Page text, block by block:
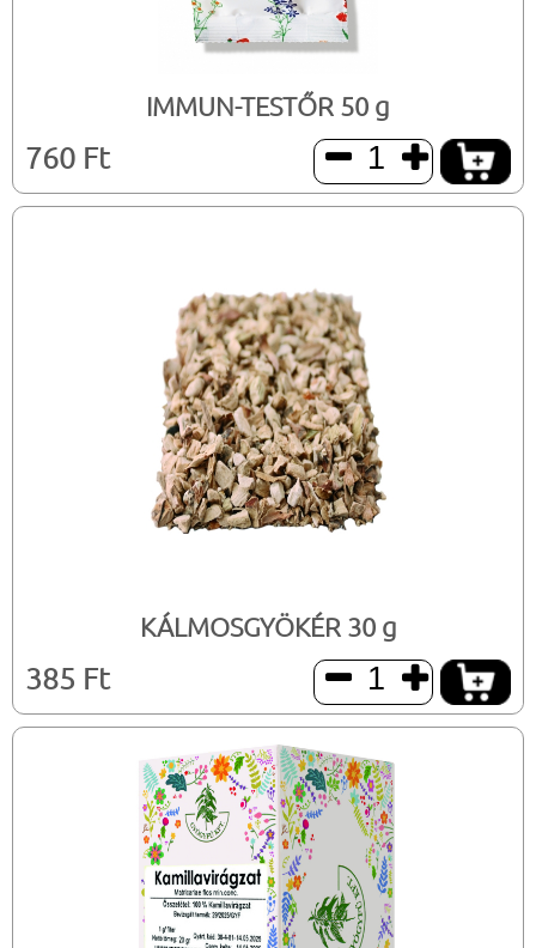
IMMUN-TESTŐR 50 g
760 Ft  
KÁLMOSGYÖKÉR 30 g
385 Ft  